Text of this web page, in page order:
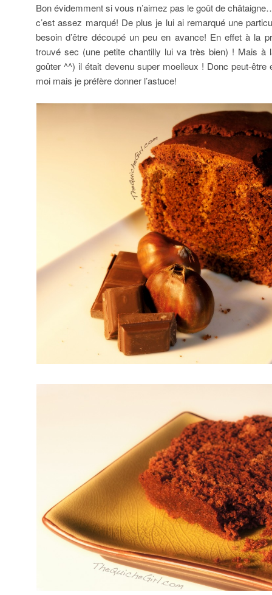
Bon évidemment si vous n’aimez pas le goût de
c’est assez marqué! De plus je lui ai remarqué une
besoin d’être découpé un peu en avance! En effet à la
trouvé sec (une petite chantilly lui va très bien) ! Mais à
goûter ^^) il était devenu super moelleux ! Donc peut-
moi mais je préfère donner l’astuce!